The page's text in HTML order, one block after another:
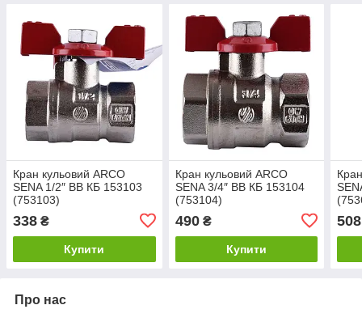
Кран кульовий ARCO
SENA 1/2″ ВВ КБ 153103
(753103)
338 ₴
Купити
Кран кульовий ARCO
SENA 3/4″ ВВ КБ 153104
(753104)
490₴
Купити
508
Про нас